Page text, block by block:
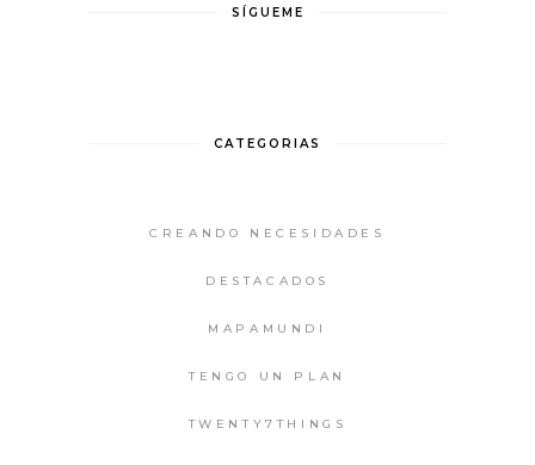
SÍGUEME
CATEGORIAS
CREANDO NECESIDADES
DESTACADOS
MAPAMUNDI
TENGO UN PLAN
TWENTY7THINGS